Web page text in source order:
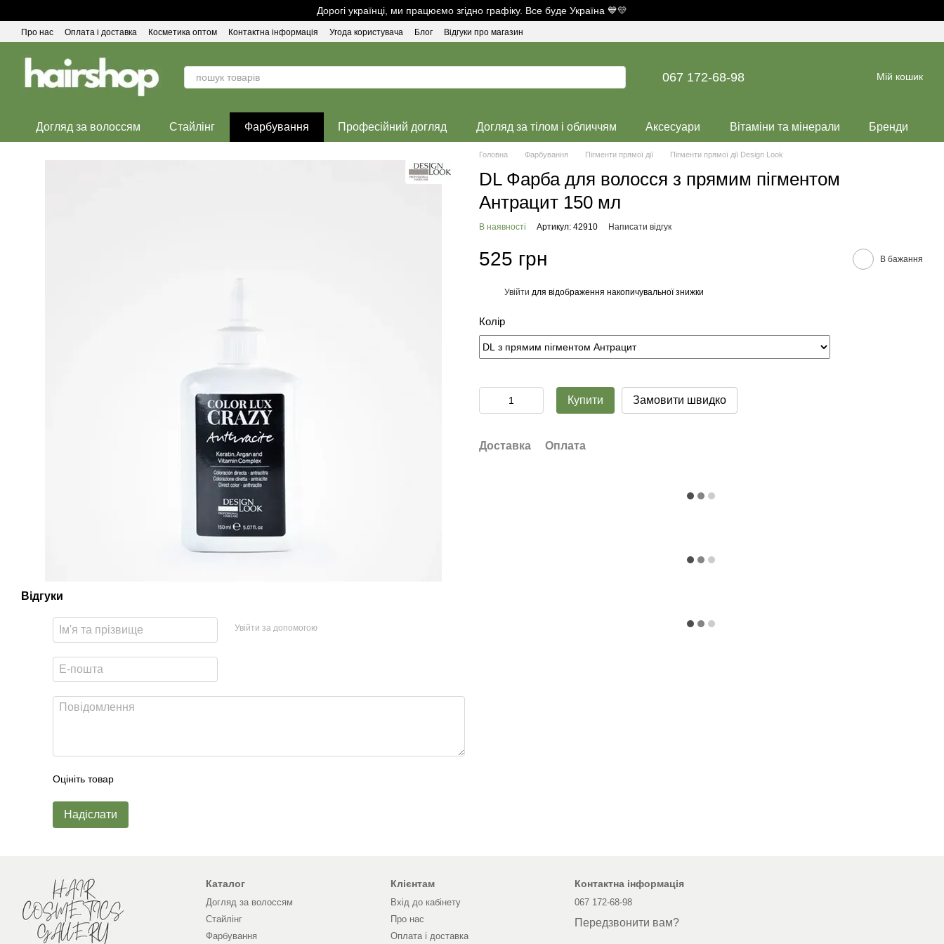
Дорогі українці, ми працюємо згідно графіку. Все буде Україна 💙💛
Про нас Оплата і доставка Косметика оптом Контактна інформація Угода користувача Блог Відгуки про магазин
067 172-68-98 Мій кошик
Догляд за волоссям Стайлінг Фарбування Професійний догляд Догляд за тілом і обличчям Аксесуари Вітаміни та мінерали Бренди
Відгуки
Увійти за допомогою
Оцініть товар
Надіслати
Головна Фарбування Пігменти прямої дії Пігменти прямої дії Design Look
DL Фарба для волосся з прямим пігментом
Антрацит 150 мл
В наявності Артикул: 42910 Написати відгук
525 грн В бажання
Увійти для відображення накопичувальної знижки
Колір
Купити Замовити швидко
Доставка Оплата
Каталог
Догляд за волоссям
Стайлінг
Фарбування
Клієнтам
Вхід до кабінету
Про нас
Оплата і доставка
Контактна інформація
067 172-68-98
Передзвонити вам?